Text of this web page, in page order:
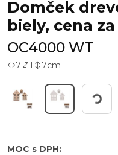
Domček
biely, cena
OC4000 WT
7 1 7cm Working...
MOC s DPH: